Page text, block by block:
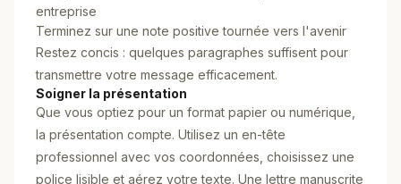
entreprise
Terminez sur une note positive tournée vers l'avenir
Restez concis : quelques paragraphes suffisent pour
transmettre votre message efficacement.
Soigner la présentation
Que vous optiez pour un format papier ou numérique,
la présentation compte. Utilisez un en-tête
professionnel avec vos coordonnées, choisissez une
police lisible et aérez votre texte. Une lettre manuscrite